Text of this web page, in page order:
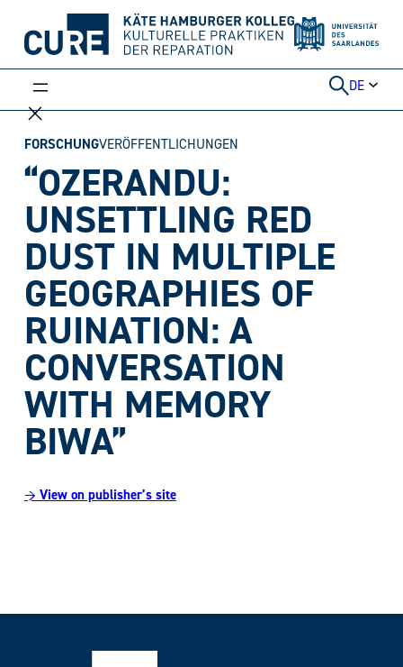
Inhalt
DE
FORSCHUNGVERÖFFENTLICHUNGEN
“OZERANDU:
UNSETTLING RED
DUST IN MULTIPLE
GEOGRAPHIES OF
RUINATION: A
CONVERSATION
WITH MEMORY
BIWA”
→ View on publisher’s site